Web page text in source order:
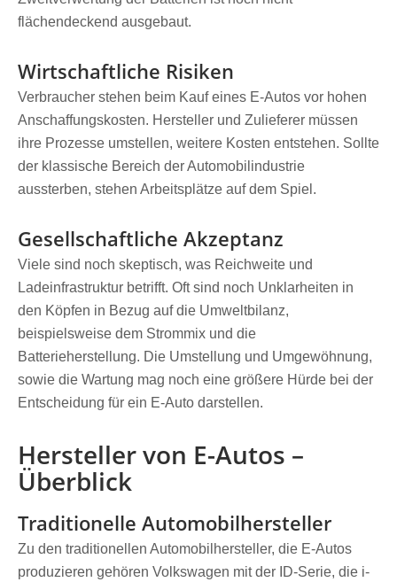
flächendeckend ausgebaut.
Wirtschaftliche Risiken
Verbraucher stehen beim Kauf eines E-Autos vor hohen
Anschaffungskosten. Hersteller und Zulieferer müssen
ihre Prozesse umstellen, weitere Kosten entstehen. Sollte
der klassische Bereich der Automobilindustrie
aussterben, stehen Arbeitsplätze auf dem Spiel.
Gesellschaftliche Akzeptanz
Viele sind noch skeptisch, was Reichweite und
Ladeinfrastruktur betrifft. Oft sind noch Unklarheiten in
den Köpfen in Bezug auf die Umweltbilanz,
beispielsweise dem Strommix und die
Batterieherstellung. Die Umstellung und Umgewöhnung,
sowie die Wartung mag noch eine größere Hürde bei der
Entscheidung für ein E-Auto darstellen.
Hersteller von E-Autos –
Überblick
Traditionelle Automobilhersteller
Zu den traditionellen Automobilhersteller, die E-Autos
produzieren gehören Volkswagen mit der ID-Serie, die i-